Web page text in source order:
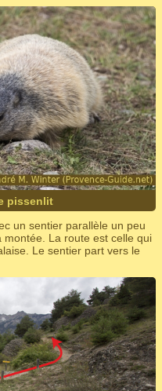
pissenlit
un sentier parallèle un peu
La route est celle qui
Le sentier part vers le